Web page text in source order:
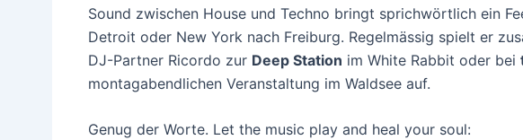
Sound zwischen House und Techno bringt sprichwörtlich ein
Detroit oder New York nach Freiburg. Regelmässig spielt er
DJ-Partner Ricordo zur Deep Station im White Rabbit oder bei
montagabendlichen Veranstaltung im Waldsee auf.
Genug der Worte. Let the music play and heal your soul: